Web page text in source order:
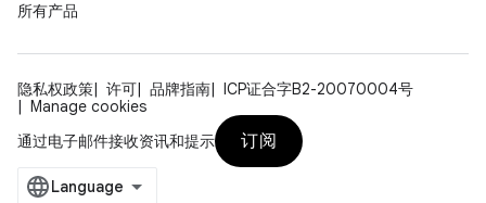
所有产品
隐私权政策 许可 品牌指南
ICP证合字B2-20070004号
Manage cookies
通过电子邮件接收资讯和提示
订阅